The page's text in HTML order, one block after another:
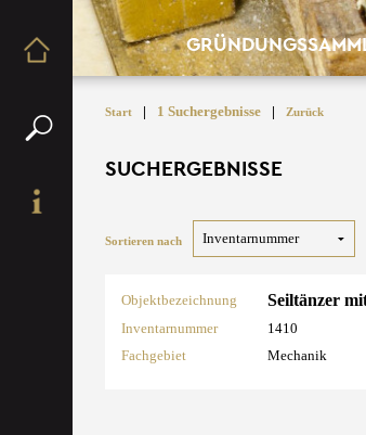
Start | 1 Suchergebnisse | Zurück
SUCHERGEBNISSE
Sortieren nach
Objektbezeichnung Seiltänzer
Inventarnummer
1410
Fachgebiet
Mechanik